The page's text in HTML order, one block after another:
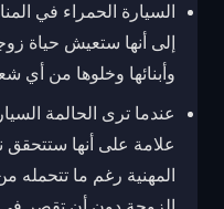
السيارة الحمراء في
إلى أنها ستعيش حياة
وأبنائها وخلوها من أي
عندما ترى الحالمة
علامة على أنها ستتحقق
المهنية رغم ما تتحمله